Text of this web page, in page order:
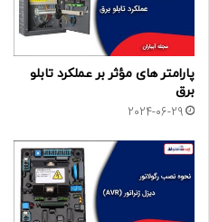
پارامتر های مؤثر بر عملکرد تابلو
برق
2024-06-29